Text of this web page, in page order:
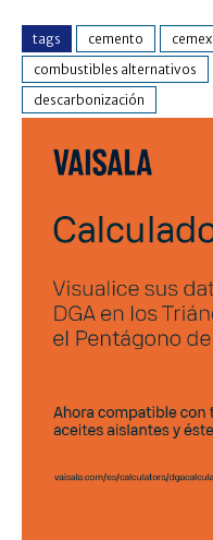
tags cemento cemex
combustibles alternativos
descarbonización